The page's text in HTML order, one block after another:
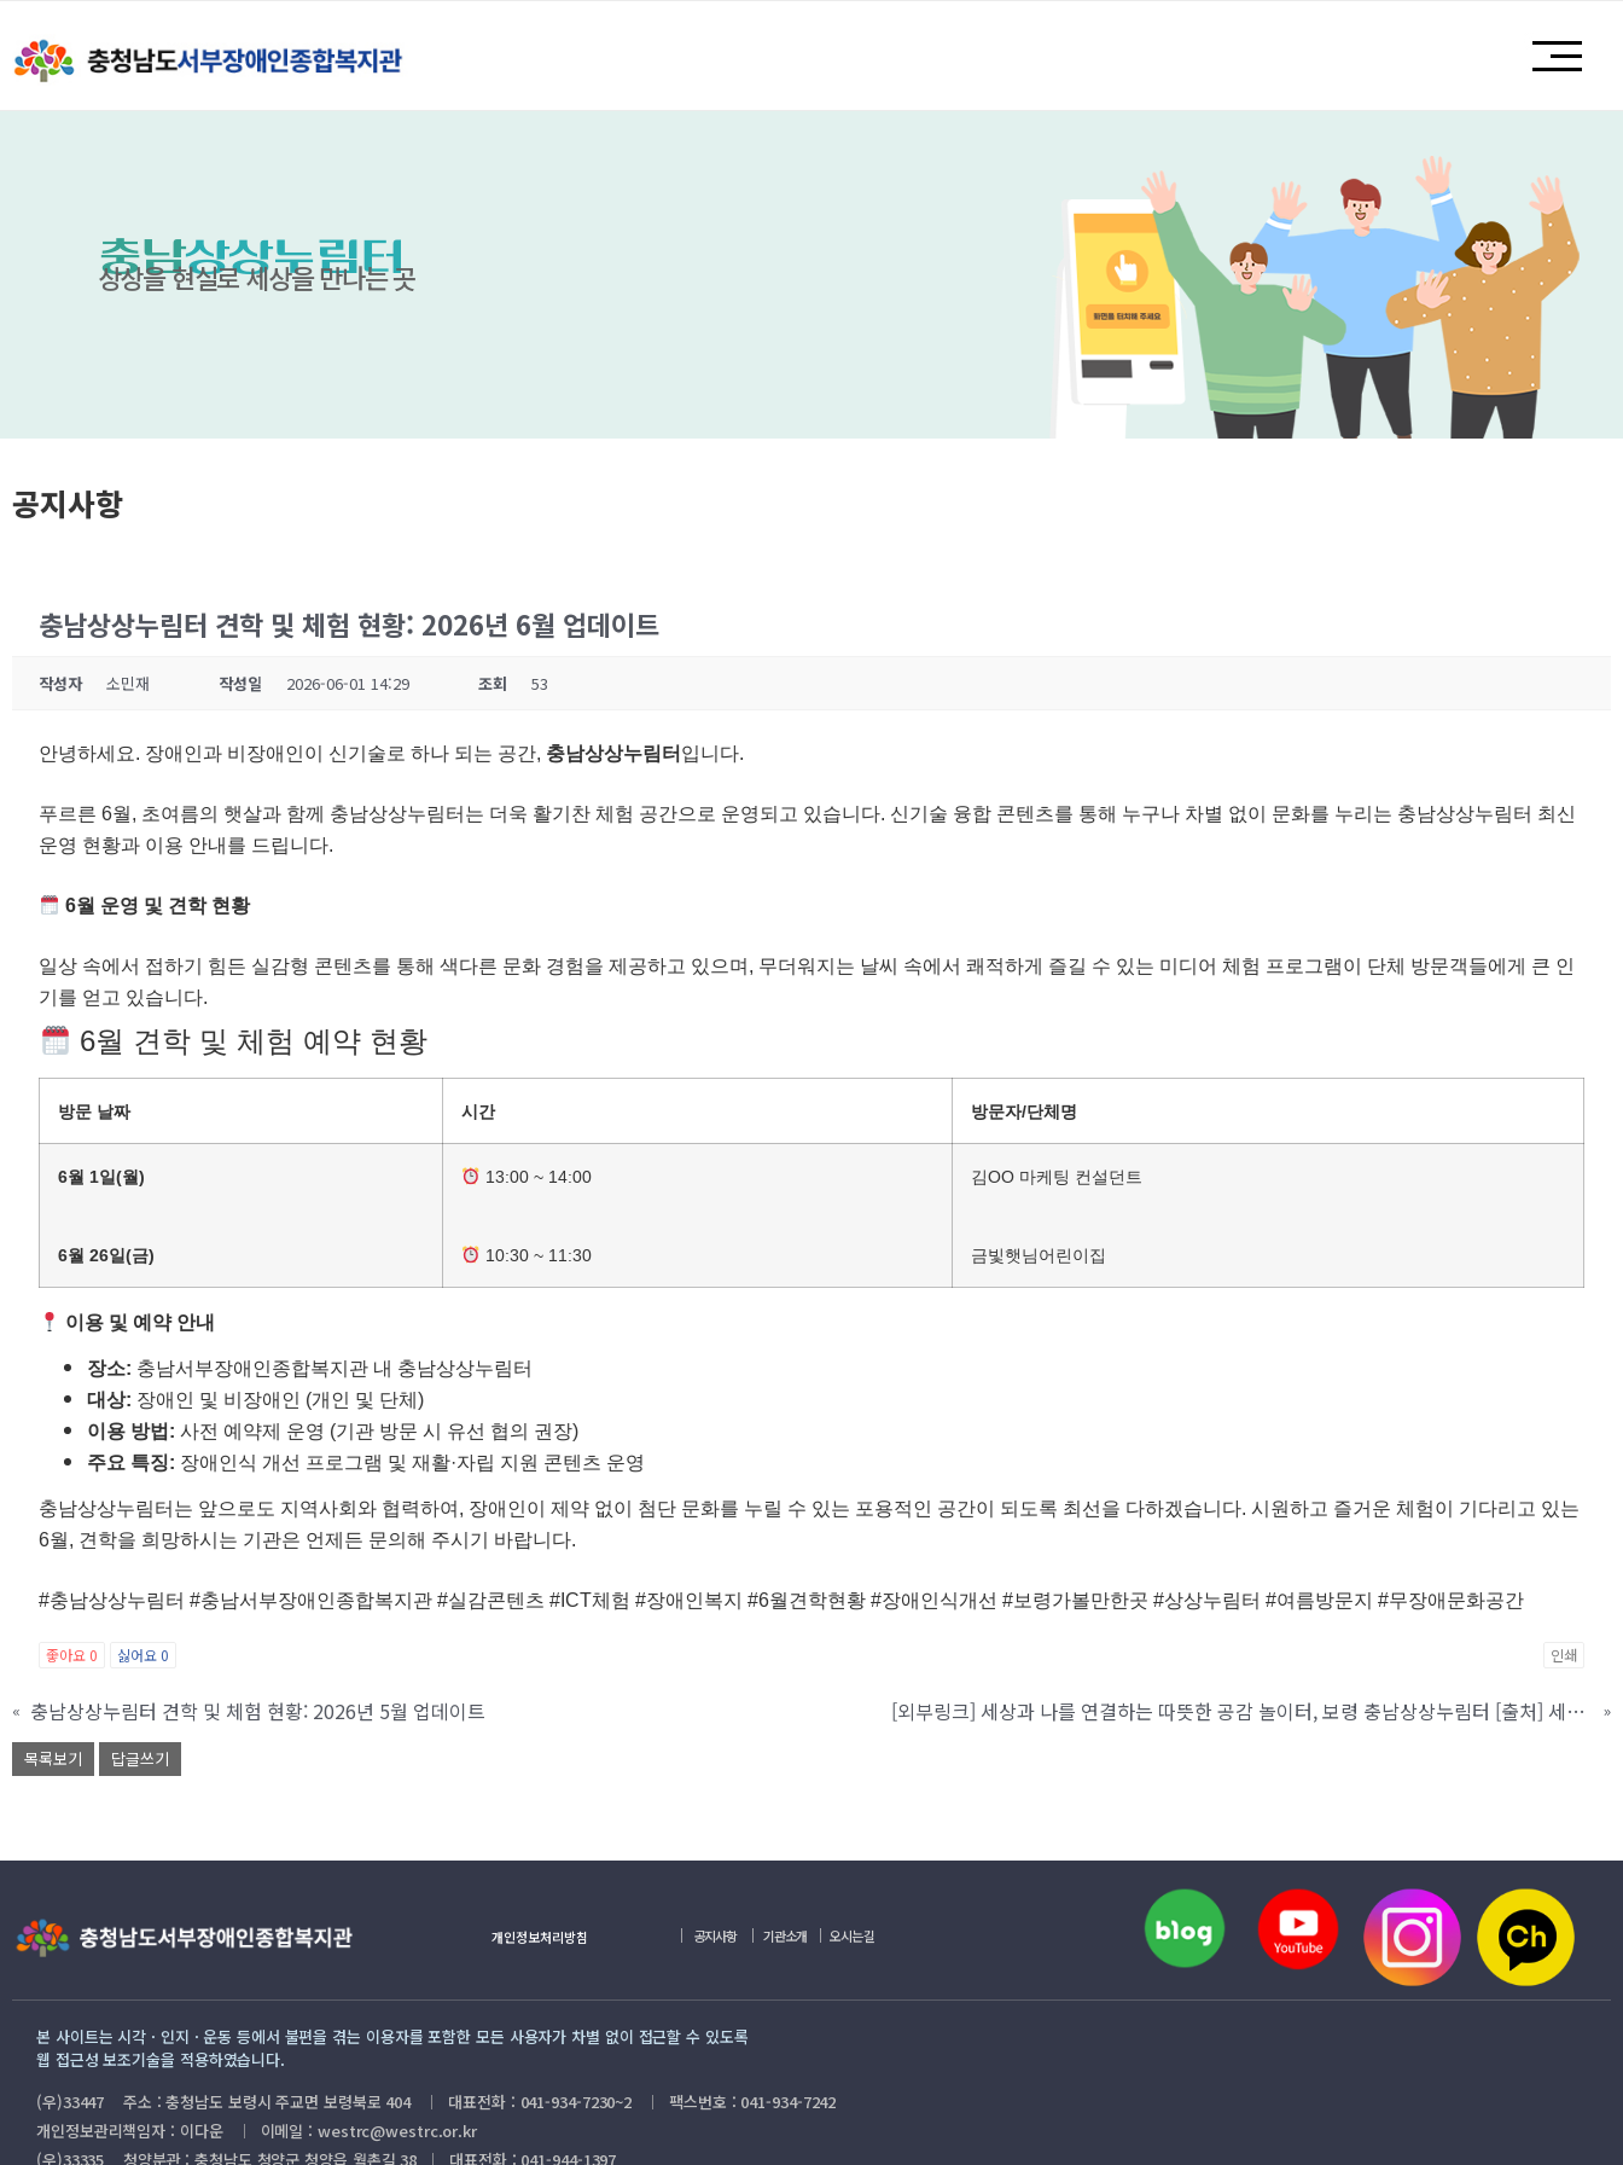
충남상상누림터
상상을 현실로 세상을 만나는 곳
공지사항
충남상상누림터 견학 및 체험 현황: 2026년 6월 업데이트
작성자 소민재 작성일 2026-06-01 14:29 조회 53
안녕하세요. 장애인과 비장애인이 신기술로 하나 되는 공간, 충남상상누림터 입니다.
푸르른 6월, 초여름의 햇살과 함께 충남상상누림터는 더욱 활기찬 체험 공간으로 운영되고 있습니다. 신기술 융합 콘텐츠를 통해 누구나 차별 없이 문화를 누리는 충남상상누림터 최신
운영 현황과 이용 안내를 드립니다.
6월 운영 및 견학 현황
일상 속에서 접하기 힘든 실감형 콘텐츠를 통해 색다른 문화 경험을 제공하고 있으며, 무더워지는 날씨 속에서 쾌적하게 즐길 수 있는 미디어 체험 프로그램이 단체 방문객들에게 큰 인
기를 얻고 있습니다.
6월 견학 및 체험 예약 현황
방문 날짜 시간 방문자/단체명
6월 1일(월)
6월 26일(금)
13:00 ~ 14:00
10:30 ~ 11:30
김OO 마케팅 컨설던트
금빛햇님어린이집
이용 및 예약 안내
장소: 충남서부장애인종합복지관 내 충남상상누림터
대상: 장애인 및 비장애인 (개인 및 단체)
이용 방법: 사전 예약제 운영 (기관 방문 시 유선 협의 권장)
주요 특징: 장애인식 개선 프로그램 및 재활·자립 지원 콘텐츠 운영
충남상상누림터는 앞으로도 지역사회와 협력하여, 장애인이 제약 없이 첨단 문화를 누릴 수 있는 포용적인 공간이 되도록 최선을 다하겠습니다. 시원하고 즐거운 체험이 기다리고 있는
6월, 견학을 희망하시는 기관은 언제든 문의해 주시기 바랍니다.
#충남상상누림터 #충남서부장애인종합복지관 #실감콘텐츠 #ICT체험 #장애인복지 #6월견학현황 #장애인식개선 #보령가볼만한곳 #상상누림터 #여름방문지 #무장애문화공간
좋아요 0 싫어요0 인쇄
« 충남상상누림터 견학 및 체험 현황: 2026년 5월 업데이트 [외부링크] 세상과 나를 연결하는 따뜻한 공감 놀이터, 보령 충남상상누림터 [출처] 세상과 나를 연결하는 따뜻한 공감 놀이터, 보령 충남상상누림터|작성자 보령시 »
목록보기 답글쓰기
개인정보처리방침 ｜ 공지사항 ｜ 기관소개 ｜ 오시는길
본 사이트는 시각 · 인지 · 운동 등에서 불편을 겪는 이용자를 포함한 모든 사용자가 차별 없이 접근할 수 있도록
웹 접근성 보조기술을 적용하였습니다.
(우)33447 주소 : 충청남도 보령시 주교면 보령북로 404
｜ 대표전화 : 041-934-7230~2 ｜
팩스번호 : 041-934-7242
개인정보관리책임자 : 이다운
｜
이메일 : westrc@westrc.or.kr
(우)33335 청양분관 : 충청남도 청양군 청양읍 월촌길 38
｜ 대표전화 : 041-944-1397